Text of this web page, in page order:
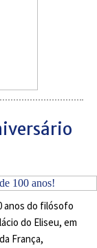
anos do filósofo
do Eliseu, em
França,